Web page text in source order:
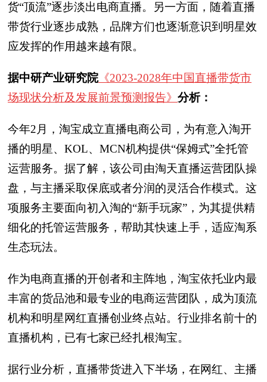
货“顶流”逐步淡出电商直播。另一方面，随着直播
带货行业逐步成熟，品牌方们也逐渐意识到明星效
应发挥的作用越来越有限。
据中研产业研究院《2023-2028年中国直播带货市
场现状分析及发展前景预测报告》 分析：
今年2月，淘宝成立直播电商公司，为有意入淘开
播的明星、KOL、MCN机构提供“保姆式”全托管
运营服务。据了解，该公司由淘天直播运营团队操
盘，与主播采取保底或者分润的灵活合作模式。这
项服务主要面向初入淘的“新手玩家”，为其提供精
细化的托管运营服务，帮助其快速上手，适应淘系
生态玩法。
作为电商直播的开创者和主阵地，淘宝依托业内最
丰富的货品池和最专业的电商运营团队，成为顶流
机构和明星网红直播创业终点站。行业排名前十的
直播机构，已有七家已经扎根淘宝。
据行业分析，直播带货进入下半场，在网红、主播